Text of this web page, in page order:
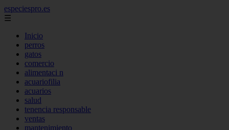
especiespro.es
☰
Inicio
perros
gatos
comercio
alimentaci n
acuariofilia
acuarios
salud
tenencia responsable
ventas
mantenimiento